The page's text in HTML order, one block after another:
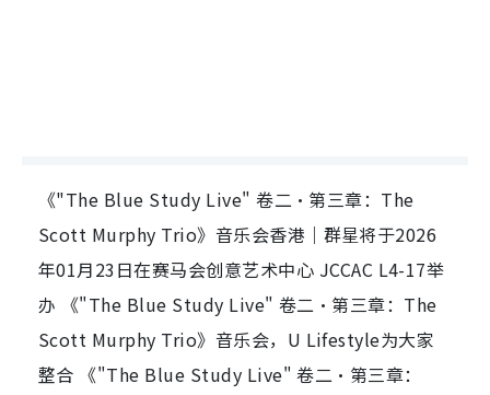
《"The Blue Study Live" 卷二・第三章：The
Scott Murphy Trio》音乐会香港｜群星将于2026
年01月23日在赛马会创意艺术中心 JCCAC L4-17举
办 《"The Blue Study Live" 卷二・第三章：The
Scott Murphy Trio》音乐会，U Lifestyle为大家
整合 《"The Blue Study Live" 卷二・第三章：